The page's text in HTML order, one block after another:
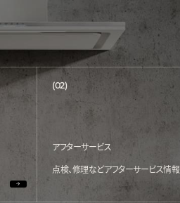
(02)
アフターサービス
点検、修理などアフターサービス情報